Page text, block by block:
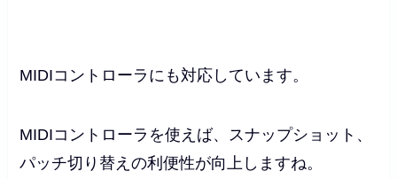
MIDIコントローラにも対応しています。
MIDIコントローラを使えば、スナップショット、
パッチ切り替えの利便性が向上しますね。